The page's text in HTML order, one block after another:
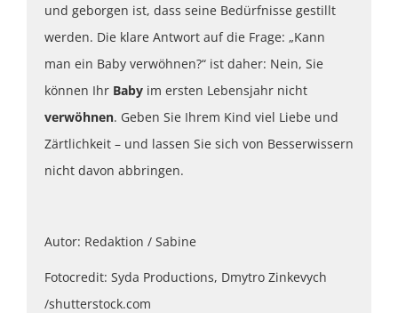
und geborgen ist, dass seine Bedürfnisse gestillt
werden. Die klare Antwort auf die Frage: „Kann
man ein Baby verwöhnen?“ ist daher: Nein, Sie
können Ihr Baby im ersten Lebensjahr nicht
verwöhnen. Geben Sie Ihrem Kind viel Liebe und
Zärtlichkeit – und lassen Sie sich von Besserwissern
nicht davon abbringen.
Autor: Redaktion / Sabine
Fotocredit: Syda Productions, Dmytro Zinkevych
/shutterstock.com